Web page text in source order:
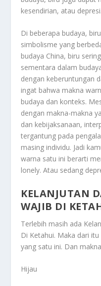
kesendirian, atau depresi.
Di beberapa budaya,
simbolisme yang
budaya China, biru
sementara dalam
dengan keberuntungan
ingat bahwa makna
budaya dan konteks.
dengan makna-makna
dan kebijaksanaan,
tergantung pada
masing individu. Jadi
warna satu ini berarti
lonely. Atau sedang
KELANJUTAN
WAJIB DI
Terlebih masih ada
Di Ketahui. Maka dari
yang satu ini. Dan
Hijau